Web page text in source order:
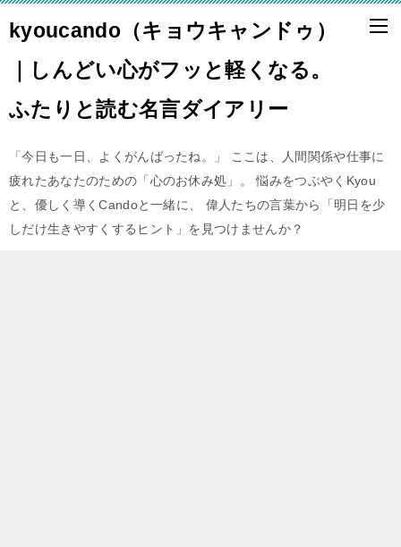
kyoucando（キョウキャンドゥ）
｜しんどい心がフッと軽くなる。
ふたりと読む名言ダイアリー
「今日も一日、よくがんばったね。」 ここは、人間関係や仕事に
疲れたあなたのための「心のお休み処」。 悩みをつぶやくKyou
と、優しく導くCandoと一緒に、 偉人たちの言葉から「明日を少
しだけ生きやすくするヒント」を見つけませんか？